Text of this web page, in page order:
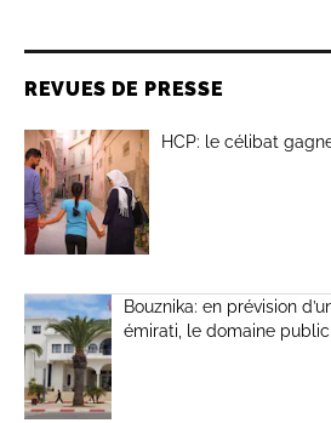
REVUES DE PRESSE
HCP: le célibat
Bouznika: en prévision
émirati, le domaine